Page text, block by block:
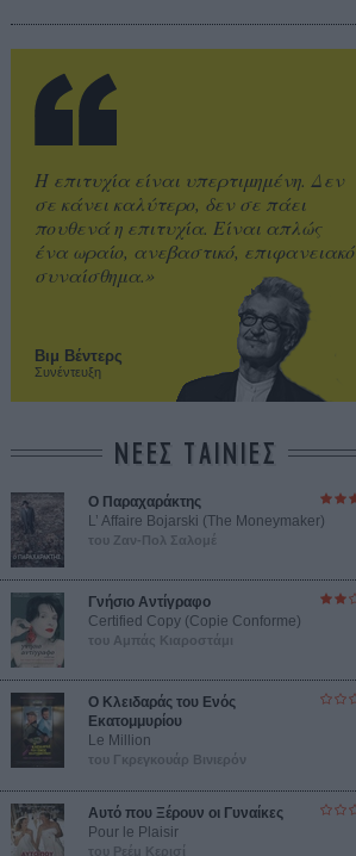
Βιμ Βέντερς
Συνέντευξη
Η επιτυχία είναι υπερτιμημένη. Δεν
σε κάνει καλύτερο, δεν σε πάει
πουθενά η επιτυχία. Είναι απλώς
ένα ωραίο, ανεβαστικό, επιφανειακό
συναίσθημα.»
ΝΕΕΣ ΤΑΙΝΙΕΣ
Ο Παραχαράκτης
L’ Affaire Bojarski (The Moneymaker)
του Ζαν-Πολ Σαλομέ
Γνήσιο Αντίγραφο
Certified Copy (Copie Conforme)
του Αμπάς Κιαροστάμι
Ο Κλειδαράς του Ενός
Εκατομμυρίου
Le Million
του Γκρεγκουάρ Βινιερόν
Αυτό που Ξέρουν οι Γυναίκες
Pour le Plaisir
του Ρεέμ Κερισί